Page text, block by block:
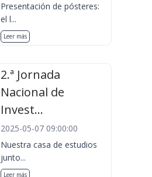
Presentación de pósteres:
el l...
Leer más
2.ª Jornada
Nacional de
Invest...
2025-05-07 09:00:00
Nuestra casa de estudios
junto...
Leer más